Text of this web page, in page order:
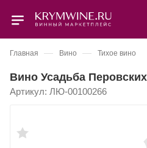
Главная — Вино — Тихое вино
Вино Усадьба
Артикул: ЛЮ-00100266